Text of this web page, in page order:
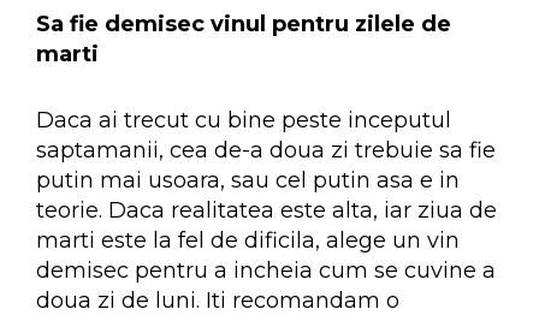
Sa fie demisec vinul pentru zilele de
marti
Daca ai trecut cu bine peste inceputul
saptamanii, cea de-a doua zi trebuie sa fie
putin mai usoara, sau cel putin asa e in
teorie. Daca realitatea este alta, iar ziua de
marti este la fel de dificila, alege un vin
demisec pentru a incheia cum se cuvine a
doua zi de luni. Iti recomandam o